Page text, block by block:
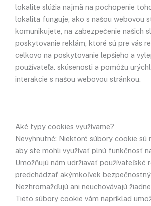
lokalite slúžia najmä na pochopenie
lokalita funguje, ako s našou webovou
komunikujete, na zabezpečenie našich
poskytovanie reklám, ktoré sú pre vás
celkovo na poskytovanie lepšieho a
používateľa. skúsenosti a pomôžu
interakcie s našou webovou stránkou.
Aké typy cookies využívame?
Nevyhnutné: Niektoré súbory cookie sú
aby ste mohli využívať plnú funkčnosť
Umožňujú nám udržiavať používateľské
predchádzať akýmkoľvek
Nezhromažďujú ani neuchovávajú
Tieto súbory cookie vám napríklad